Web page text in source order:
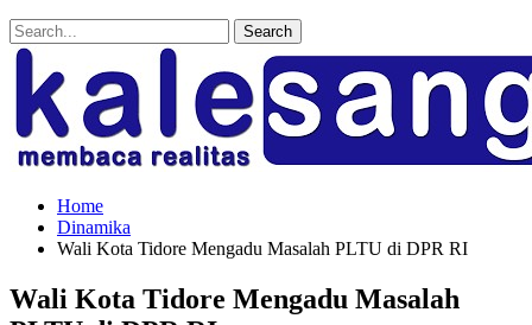
Home
Dinamika
Wali Kota Tidore Mengadu Masalah PLTU di DPR RI
Wali Kota Tidore Mengadu Masalah